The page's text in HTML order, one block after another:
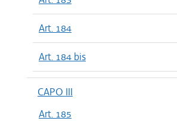
Art. 184
Art. 184 bis
CAPO III
Art. 185